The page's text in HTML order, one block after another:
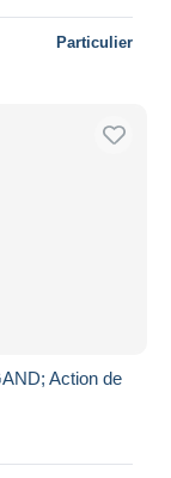
Particulier
Action de